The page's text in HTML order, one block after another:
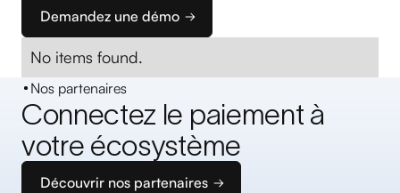
Demandez une démo
No items found.
Nos partenaires
Connectez le paiement à
votre écosystème
Découvrir nos partenaires